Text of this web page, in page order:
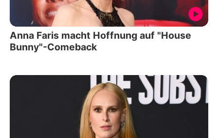
Anna Faris macht Hoffnung auf "House
Bunny"-Comeback